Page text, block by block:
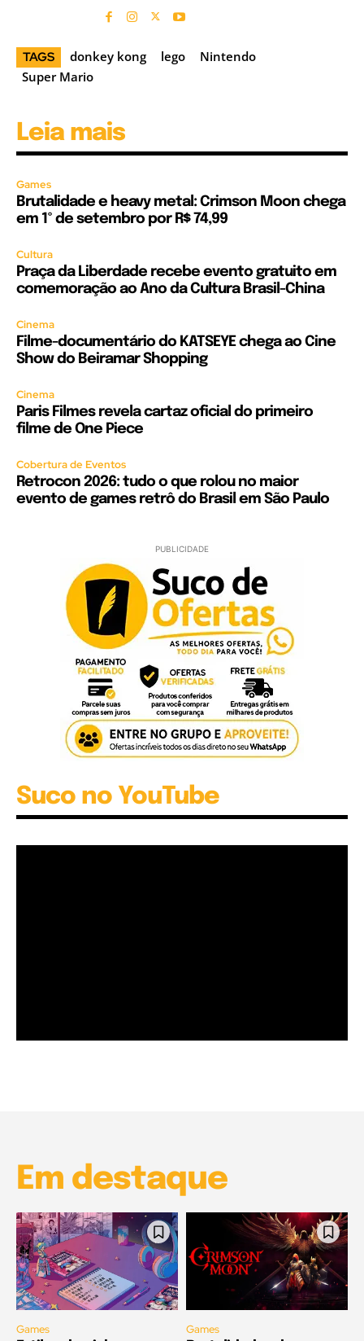
TAGS donkey kong lego
Nintendo
Super Mario
Leia mais
Games
Brutalidade e heavy metal: Crimson Moon chega
em 1º de setembro por R$ 74,99
Cultura
Praça da Liberdade recebe evento gratuito em
comemoração ao Ano da Cultura Brasil-China
Cinema
Filme-documentário do KATSEYE chega ao Cine
Show do Beiramar Shopping
Cinema
Paris Filmes revela cartaz oficial do primeiro
filme de One Piece
Cobertura de Eventos
Retrocon 2026: tudo o que rolou no maior
evento de games retrô do Brasil em São Paulo
PUBLICIDADE
Suco no YouTube
Em destaque
Games Games